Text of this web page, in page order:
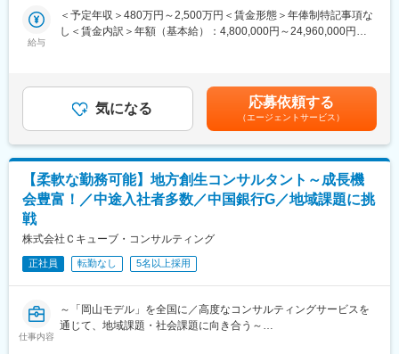
・お客様へ弊社アセット群、ワークフロー、チャットボット、AI-
OCRやRPA導入など、業務効率化を実現する仕組みを短サイクル
で提案し実現するスプリント型の変革を推進していただきます。
的な変革をもたらすための仕組みを提案し、構築していただきま
す。
・これらの業務に携わることで、ビジネスの変化に合わせながら
■キャリアパス：PL、PMなどのマネジメントや、技術に特化した
エンジニア、また他チームへの異動が可能です。コンサルティン
グ部門や、5～10年程度の長期的な業務委託を請けているクライ
平均15時間）へ異動することも可能です。
社長直轄で2015年から開始した組織風土改革“Project PRIDE”によ
の会議原則禁止」「残業ルール厳格化」「短日短時間勤務制度の
導入」「在宅勤務制度の全社展開」などを実施。社員の多様な働
給与
＜予定年収＞480万円～2,500万円＜賃金形態＞年俸制特記事項な
し＜賃金内訳＞年額（基本給）：4,800,000円～24,960,000円＜
気になる 応募依頼する
（エージェントサービス）
【柔軟な勤務可能】地方創生コンサルタント～成長機
会豊富！／中途入社者多数／中国銀行G／地域課題に挑
戦
株式会社Ｃキューブ・コンサルティング
正社員 転勤なし 5名以上採用
仕事内容
～「岡山モデル」を全国に／高度なコンサルティングサービスを
通じて、地域課題・社会課題に向き合う～